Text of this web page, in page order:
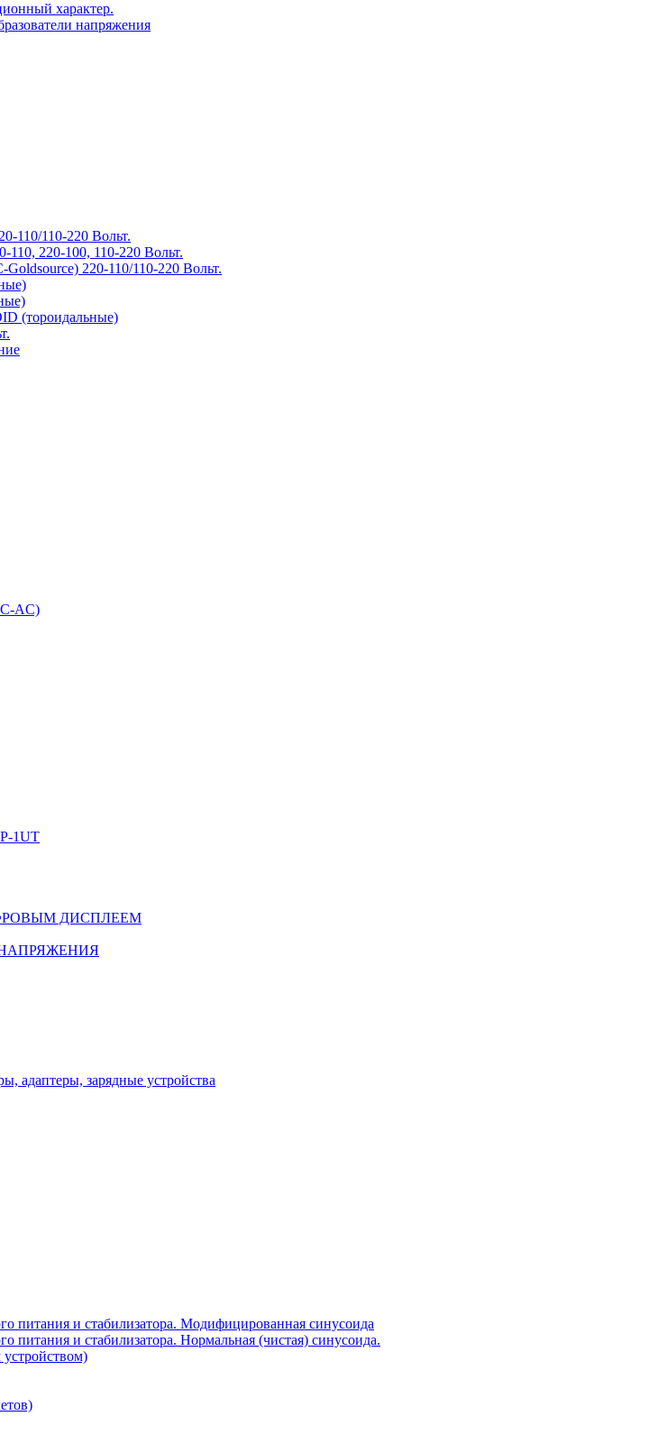
характер.
напряжения
110/110-220 Вольт.
110, 220-100, 110-220 Вольт.
220-110/110-220 Вольт.
(тороидальные)
AC)
1UT
ДИСПЛЕЕМ
адаптеры, зарядные устройства
питания и стабилизатора. Модифицированная синусоида
питания и стабилизатора. Нормальная (чистая) синусоида.